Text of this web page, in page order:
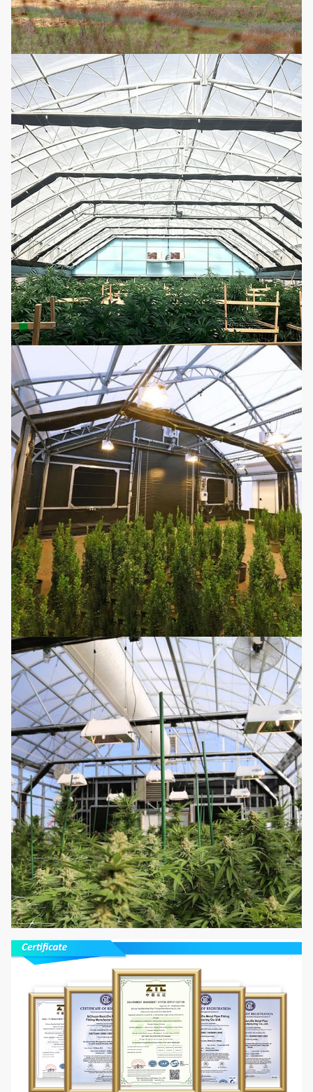
니
다
11 묘종판
움직일 수 있는 씨뿌리기
베드
선
택
적
입
니
다
12 수경법
그것은 재사용되고 아니
오 편리하고 적당한 영양
분을 추가할 필요가 있을
수 있습니다.
선
택
적
입
니
다